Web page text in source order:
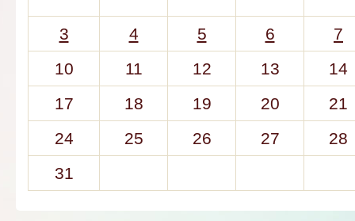
3 4 5 6
7
10
11 12 13
14
17
18 19 20
21
24
25 26 27
28
31